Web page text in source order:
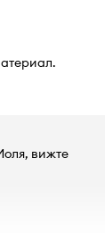
вижте